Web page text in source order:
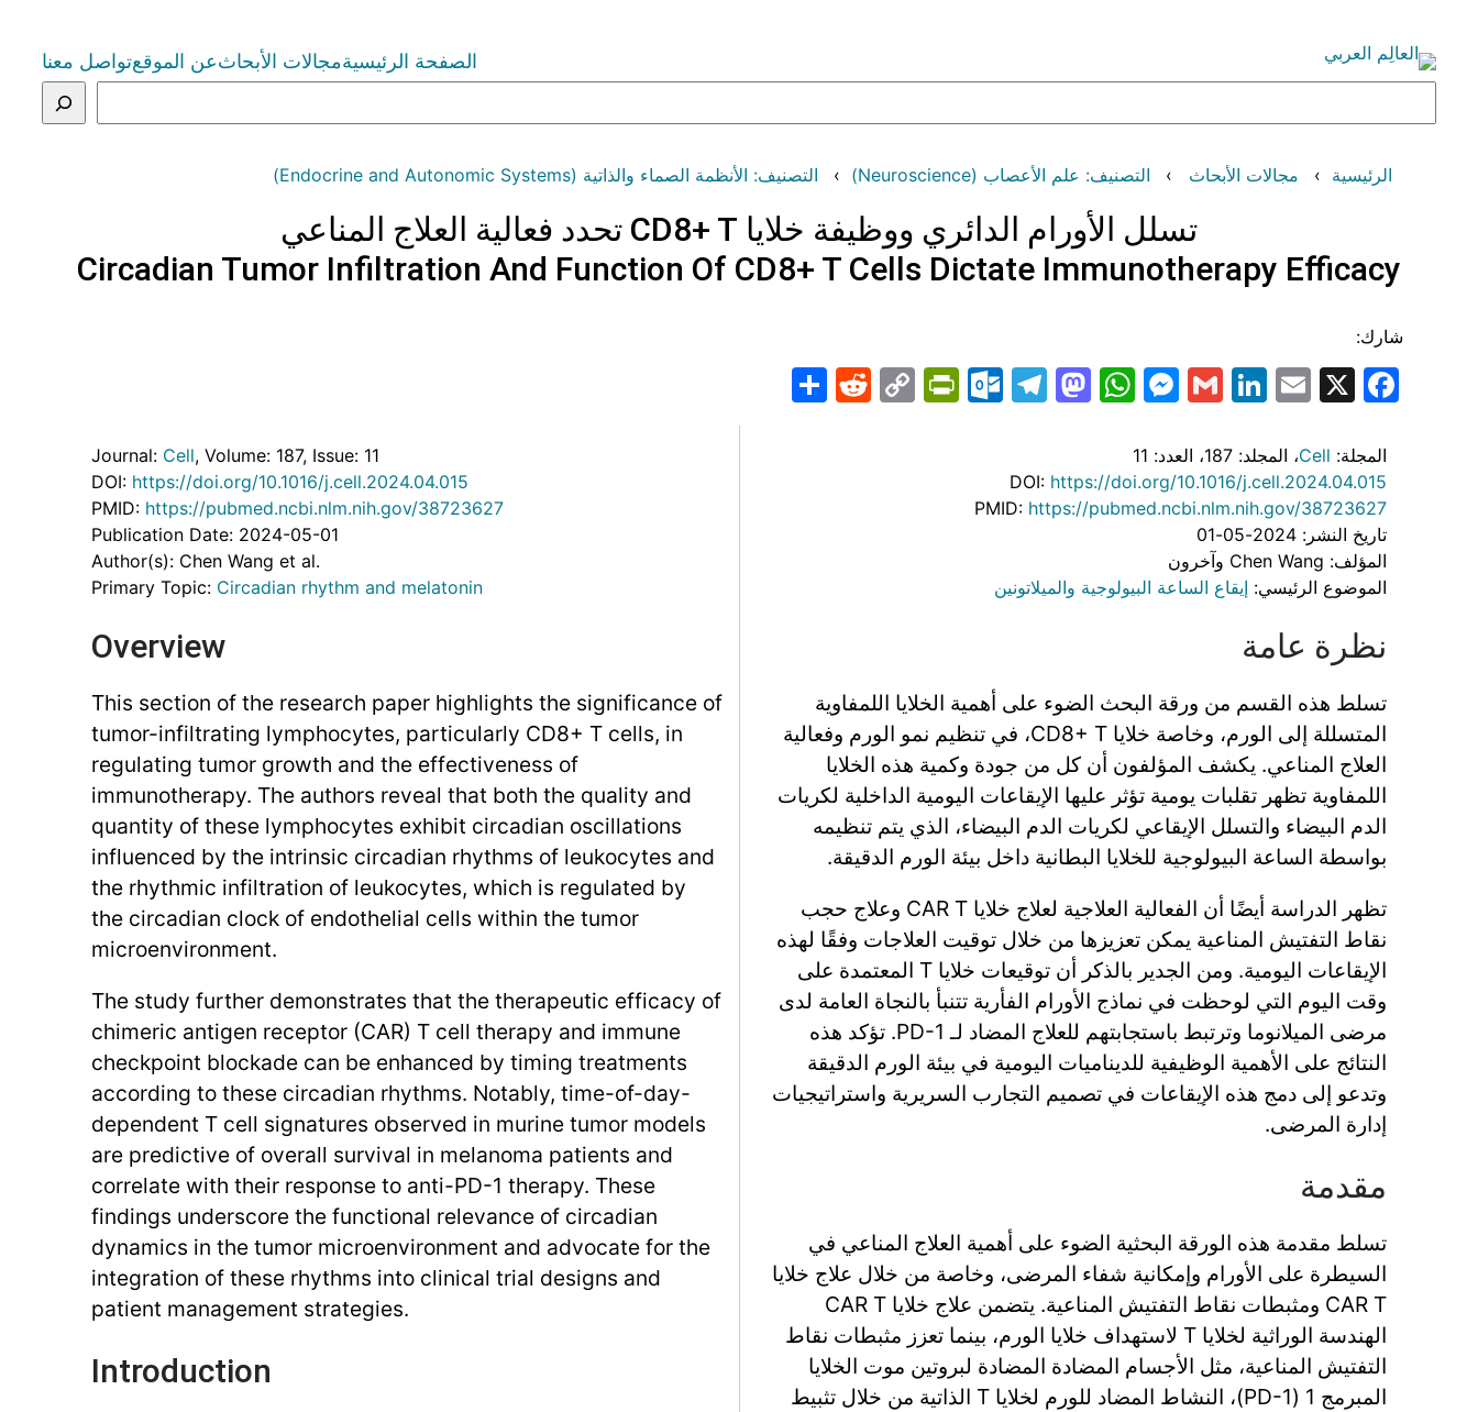
المحتوى
الصفحة الرئيسيةمجالات الأبحاثعن الموقعتواصل معنا
الرئيسية مجالات الأبحاث التصنيف: علم الأعصاب (Neuroscience) التصنيف: الأنظمة الصماء والذاتية (Endocrine and Autonomic Systems)
تسلل الأورام الدائري ووظيفة خلايا CD8+ T تحدد فعالية العلاج المناعي
Circadian Tumor Infiltration And Function Of CD8+ T Cells Dictate Immunotherapy Efficacy
شارك:
Facebook
X
Email
LinkedIn
Gmail
Messenger
WhatsApp
Mastodon
Telegram
Outlook.com
PrintFriendly
Copy
Reddit
المجلة: Cell، المجلد: 187
، العدد: 11
DOI: https://doi.org/10.1016/j.cell.2024.04.015
PMID: https://pubmed.ncbi.nlm.nih.gov/38723627
تاريخ النشر: 2024-05-01
المؤلف: Chen Wang وآخرون
الموضوع الرئيسي: إيقاع الساعة البيولوجية والميلاتونين
نظرة عامة
تسلط هذه القسم من ورقة البحث الضوء على أهمية الخلايا اللمفاوية
المتسللة إلى الورم، وخاصة خلايا CD8+ T، في تنظيم نمو الورم وفعالية
العلاج المناعي. يكشف المؤلفون أن كل من جودة وكمية هذه الخلايا
اللمفاوية تظهر تقلبات يومية تؤثر عليها الإيقاعات اليومية الداخلية لكريات
الدم البيضاء والتسلل الإيقاعي لكريات الدم البيضاء، الذي يتم تنظيمه
بواسطة الساعة البيولوجية للخلايا البطانية داخل بيئة الورم الدقيقة.
تظهر الدراسة أيضًا أن الفعالية العلاجية لعلاج خلايا CAR T وعلاج حجب
نقاط التفتيش المناعية يمكن تعزيزها من خلال توقيت العلاجات وفقًا لهذه
الإيقاعات اليومية. ومن الجدير بالذكر أن توقيعات خلايا T المعتمدة على
وقت اليوم التي لوحظت في نماذج الأورام الفأرية تتنبأ بالنجاة العامة لدى
مرضى الميلانوما وترتبط باستجابتهم للعلاج المضاد لـ PD-1. تؤكد هذه
النتائج على الأهمية الوظيفية للديناميات اليومية في بيئة الورم الدقيقة
وتدعو إلى دمج هذه الإيقاعات في تصميم التجارب السريرية واستراتيجيات
إدارة المرضى.
مقدمة
تسلط مقدمة هذه الورقة البحثية الضوء على أهمية العلاج المناعي في
السيطرة على الأورام وإمكانية شفاء المرضى، وخاصة من خلال علاج خلايا
CAR T ومثبطات نقاط التفتيش المناعية. يتضمن علاج خلايا CAR T
الهندسة الوراثية لخلايا T لاستهداف خلايا الورم، بينما تعزز مثبطات نقاط
التفتيش المناعية، مثل الأجسام المضادة المضادة لبروتين موت الخلايا
المبرمج 1 (PD-1)، النشاط المضاد للورم لخلايا T الذاتية من خلال تثبيط
Journal: Cell, Volume: 187, Issue: 11
DOI: https://doi.org/10.1016/j.cell.2024.04.015
PMID: https://pubmed.ncbi.nlm.nih.gov/38723627
Publication Date: 2024-05-01
Author(s): Chen Wang et al.
Primary Topic: Circadian rhythm and melatonin
Overview
This section of the research paper highlights the significance of
tumor-infiltrating lymphocytes, particularly CD8+ T cells, in
regulating tumor growth and the effectiveness of
immunotherapy. The authors reveal that both the quality and
quantity of these lymphocytes exhibit circadian oscillations
influenced by the intrinsic circadian rhythms of leukocytes and
the rhythmic infiltration of leukocytes, which is regulated by
the circadian clock of endothelial cells within the tumor
microenvironment.
The study further demonstrates that the therapeutic efficacy of
chimeric antigen receptor (CAR) T cell therapy and immune
checkpoint blockade can be enhanced by timing treatments
according to these circadian rhythms. Notably, time-of-day-
dependent T cell signatures observed in murine tumor models
are predictive of overall survival in melanoma patients and
correlate with their response to anti-PD-1 therapy. These
findings underscore the functional relevance of circadian
dynamics in the tumor microenvironment and advocate for the
integration of these rhythms into clinical trial designs and
patient management strategies.
Introduction